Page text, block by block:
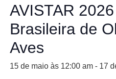
AVISTAR
Brasileira de
Aves
15 de maio às 12:00 am - 17